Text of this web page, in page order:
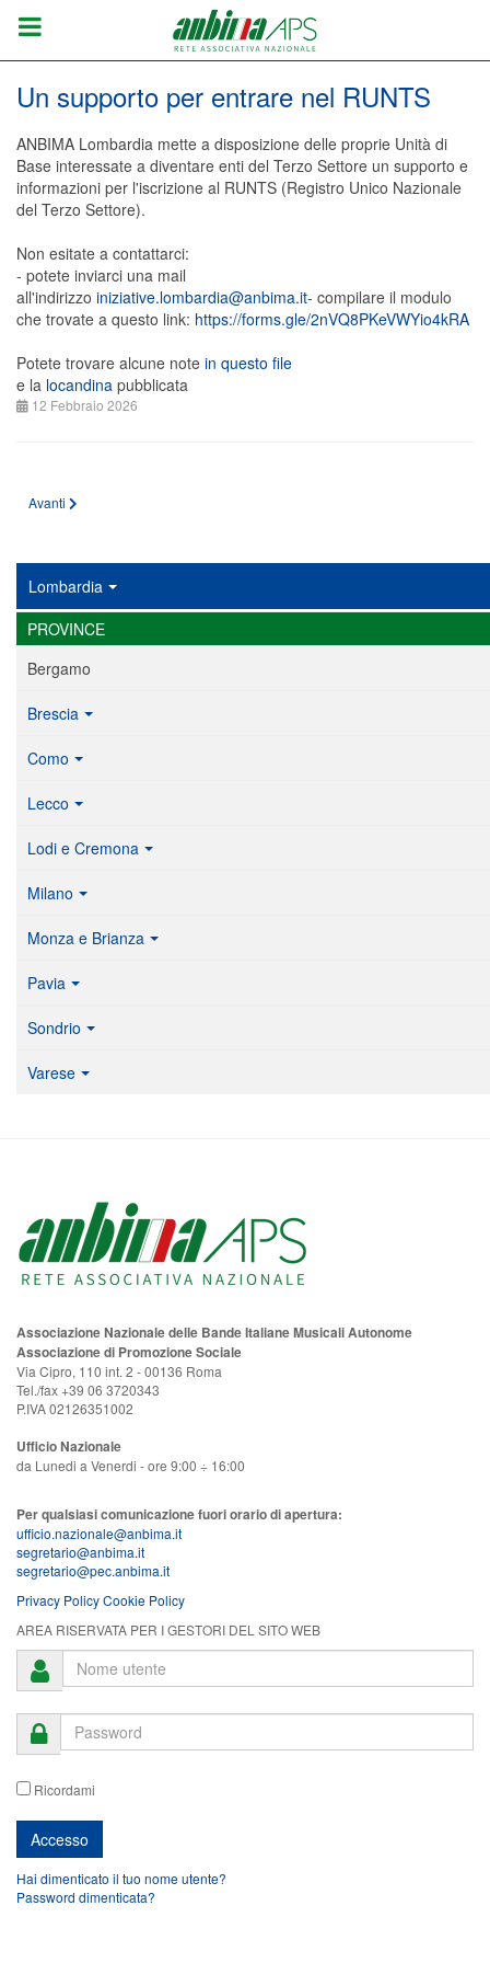
Un supporto per entrare nel RUNTS
ANBIMA Lombardia mette a disposizione delle proprie Unità di
Base interessate a diventare enti del Terzo Settore un supporto e
informazioni per l'iscrizione al RUNTS (Registro Unico Nazionale
del Terzo Settore).
Non esitate a contattarci:
- potete inviarci una mail
all'indirizzo iniziative.lombardia@anbima.it- compilare il modulo
che trovate a questo link: https://forms.gle/2nVQ8PKeVWYio4kRA
Potete trovare alcune note in questo file
e la locandina pubblicata
12 Febbraio 2026
Articolo successivo: Offerta condizioni economiche BPER Banca per ANBIMA
Avanti
Lombardia
PROVINCE
Bergamo
Brescia
Como
Lecco
Lodi e Cremona
Milano
Monza e Brianza
Pavia
Sondrio
Varese
Associazione Nazionale delle Bande Italiane Musicali Autonome
Associazione di Promozione Sociale
Via Cipro, 110 int. 2 - 00136 Roma
Tel./fax +39 06 3720343
P.IVA 02126351002
Ufficio Nazionale
da Lunedi a Venerdi - ore 9:00 ÷ 16:00
Per qualsiasi comunicazione fuori orario di apertura:
ufficio.nazionale@anbima.it
segretario@anbima.it
segretario@pec.anbima.it
Privacy PolicyCookie Policy
AREA RISERVATA PER I GESTORI DEL SITO WEB
Ricordami
Hai dimenticato il tuo nome utente?
Password dimenticata?